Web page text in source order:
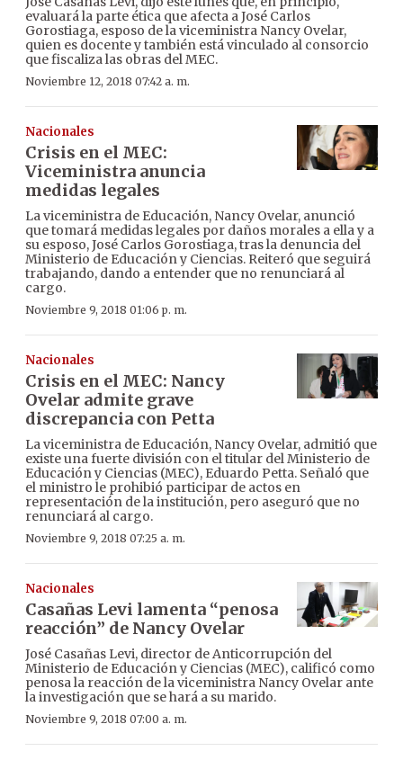
evaluará la parte ética que afecta a José Carlos
Gorostiaga, esposo de la viceministra Nancy Ovelar,
quien es docente y también está vinculado al consorcio
que fiscaliza las obras del MEC.
Noviembre 12, 2018 07:42 a. m.
Nacionales
Crisis en el MEC:
Viceministra anuncia
medidas legales
La viceministra de Educación, Nancy Ovelar, anunció
que tomará medidas legales por daños morales a ella y a
su esposo, José Carlos Gorostiaga, tras la denuncia del
Ministerio de Educación y Ciencias. Reiteró que seguirá
trabajando, dando a entender que no renunciará al
cargo.
Noviembre 9, 2018 01:06 p. m.
Nacionales
Crisis en el MEC: Nancy
Ovelar admite grave
discrepancia con Petta
La viceministra de Educación, Nancy Ovelar, admitió que
existe una fuerte división con el titular del Ministerio de
Educación y Ciencias (MEC), Eduardo Petta. Señaló que
el ministro le prohibió participar de actos en
representación de la institución, pero aseguró que no
renunciará al cargo.
Noviembre 9, 2018 07:25 a. m.
Nacionales
Casañas Levi lamenta “penosa
reacción” de Nancy Ovelar
José Casañas Levi, director de Anticorrupción del
Ministerio de Educación y Ciencias (MEC), calificó como
penosa la reacción de la viceministra Nancy Ovelar ante
la investigación que se hará a su marido.
Noviembre 9, 2018 07:00 a. m.